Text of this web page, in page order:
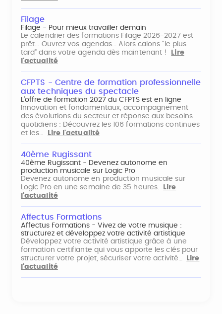
Filage
Filage - Pour mieux travailler demain
Le calendrier des formations Filage 2026-2027 est
prêt... Ouvrez vos agendas... Alors calons "le plus
tard" dans votre agenda dès maintenant !
Lire
l'actualité
CFPTS - Centre de formation professionnelle
aux techniques du spectacle
L’offre de formation 2027 du CFPTS est en ligne
Innovation et fondamentaux, accompagnement
des évolutions du secteur et réponse aux besoins
quotidiens : Découvrez les 106 formations continues
et les…
Lire l'actualité
40ème Rugissant
40ème Rugissant - Devenez autonome en
production musicale sur Logic Pro
Devenez autonome en production musicale sur
Logic Pro en une semaine de 35 heures.
Lire
l'actualité
Affectus Formations
Affectus Formations - Vivez de votre musique :
structurez et développez votre activité artistique
Développez votre activité artistique grâce à une
formation certifiante qui vous apporte les clés pour
structurer votre projet, sécuriser votre activité…
Lire
l'actualité